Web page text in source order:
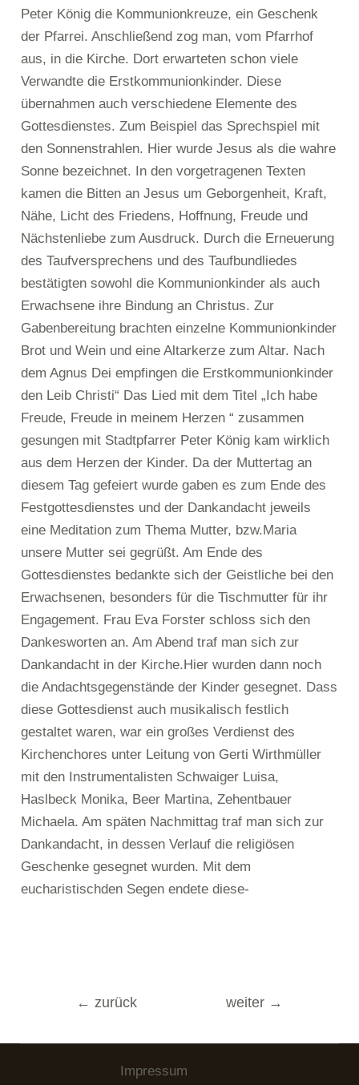
Peter König die Kommunionkreuze, ein Geschenk
der Pfarrei. Anschließend zog man, vom Pfarrhof
aus, in die Kirche. Dort erwarteten schon viele
Verwandte die Erstkommunionkinder. Diese
übernahmen auch verschiedene Elemente des
Gottesdienstes. Zum Beispiel das Sprechspiel mit
den Sonnenstrahlen. Hier wurde Jesus als die wahre
Sonne bezeichnet. In den vorgetragenen Texten
kamen die Bitten an Jesus um Geborgenheit, Kraft,
Nähe, Licht des Friedens, Hoffnung, Freude und
Nächstenliebe zum Ausdruck. Durch die Erneuerung
des Taufversprechens und des Taufbundliedes
bestätigten sowohl die Kommunionkinder als auch
Erwachsene ihre Bindung an Christus. Zur
Gabenbereitung brachten einzelne Kommunionkinder
Brot und Wein und eine Altarkerze zum Altar. Nach
dem Agnus Dei empfingen die Erstkommunionkinder
den Leib Christi“ Das Lied mit dem Titel „Ich habe
Freude, Freude in meinem Herzen “ zusammen
gesungen mit Stadtpfarrer Peter König kam wirklich
aus dem Herzen der Kinder. Da der Muttertag an
diesem Tag gefeiert wurde gaben es zum Ende des
Festgottesdienstes und der Dankandacht jeweils
eine Meditation zum Thema Mutter, bzw.Maria
unsere Mutter sei gegrüßt. Am Ende des
Gottesdienstes bedankte sich der Geistliche bei den
Erwachsenen, besonders für die Tischmutter für ihr
Engagement. Frau Eva Forster schloss sich den
Dankesworten an. Am Abend traf man sich zur
Dankandacht in der Kirche.Hier wurden dann noch
die Andachtsgegenstände der Kinder gesegnet. Dass
diese Gottesdienst auch musikalisch festlich
gestaltet waren, war ein großes Verdienst des
Kirchenchores unter Leitung von Gerti Wirthmüller
mit den Instrumentalisten Schwaiger Luisa,
Haslbeck Monika, Beer Martina, Zehentbauer
Michaela. Am späten Nachmittag traf man sich zur
Dankandacht, in dessen Verlauf die religiösen
Geschenke gesegnet wurden. Mit dem
eucharistischden Segen endete diese-
Beitragsnavigation
← zurück weiter →
Impressum